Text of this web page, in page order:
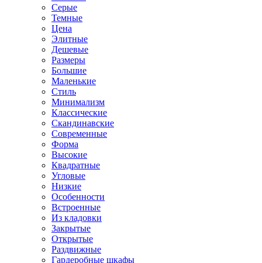
Серые
Темные
Цена
Элитные
Дешевые
Размеры
Большие
Маленькие
Стиль
Минимализм
Классические
Скандинавские
Современные
Форма
Высокие
Квадратные
Угловые
Низкие
Особенности
Встроенные
Из кладовки
Закрытые
Открытые
Раздвижные
Гардеробные шкафы